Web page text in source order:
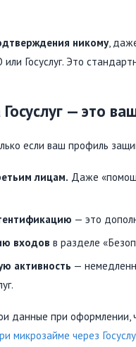
никому,
Госуслуг. Это
— это
если ваш профиль
лицам. Даже
— это
входов в разделе
активность —
данные при оформлении,
микрозайме через